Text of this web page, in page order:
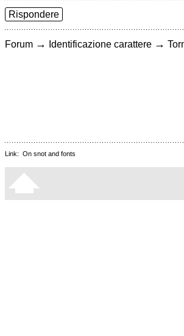
Rispondere
Forum → Identificazione carattere →
Link: On snot and fonts